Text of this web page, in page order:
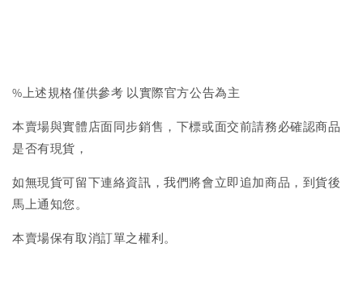
%上述規格僅供參考 以實際官方公告為主
本賣場與實體店面同步銷售，下標或面交前請務必確認商品
是否有現貨，
如無現貨可留下連絡資訊，我們將會立即追加商品，到貨後
馬上通知您。
本賣場保有取消訂單之權利。